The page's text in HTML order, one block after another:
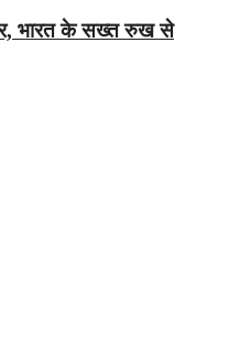
भारत के सख्त रुख से